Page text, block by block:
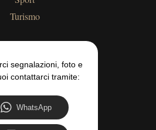
Turismo
segnalazioni, foto e
contattarci tramite:
WhatsApp